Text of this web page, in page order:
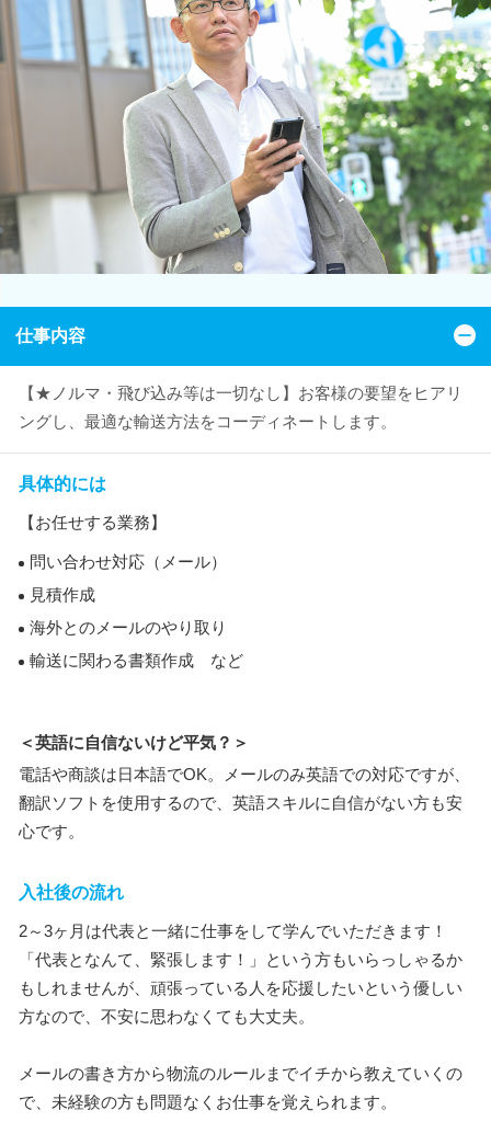
仕事内容
【★ノルマ・飛び込み等は一切なし】お客様の要望をヒアリ
ングし、最適な輸送方法をコーディネートします。
具体的には
【お任せする業務】
問い合わせ対応（メール）
見積作成
海外とのメールのやり取り
輸送に関わる書類作成 など
＜英語に自信ないけど平気？＞
電話や商談は日本語でOK。メールのみ英語での対応ですが、
翻訳ソフトを使用するので、英語スキルに自信がない方も安
心です。
入社後の流れ
2～3ヶ月は代表と一緒に仕事をして学んでいただきます！
「代表となんて、緊張します！」という方もいらっしゃるか
もしれませんが、頑張っている人を応援したいという優しい
方なので、不安に思わなくても大丈夫。
メールの書き方から物流のルールまでイチから教えていくの
で、未経験の方も問題なくお仕事を覚えられます。